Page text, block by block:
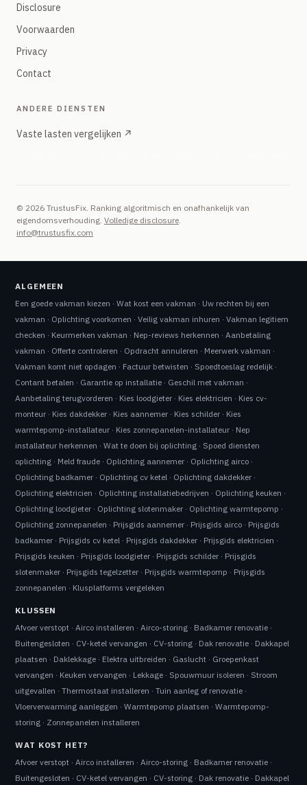
Disclosure
Voorwaarden
Privacy
Contact
ANDERE DIENSTEN
Vaste lasten vergelijken ↗
© 2026 TrustusFix. Ranking algoritmisch en onafhankelijk van
eigendomsverhouding. Volledige disclosure
info@trustusfix.com
ALGEMEEN
Een goede vakman kiezen ·Wat kost een vakman · Uw rechten bij een
vakman · Oplichting voorkomen ·Veilig vakman inhuren ·Vakman legitiem
checken · Keurmerken vakman · Nep-reviews herkennen ·Aanbetaling
vakman · Offerte controleren · Opdracht annuleren · Meerwerk vakman ·
Vakman komt niet opdagen · Factuur betwisten · Spoedtoeslag redelijk ·
Contant betalen · Garantie op installatie · Geschil met vakman ·
Aanbetaling terugvorderen · Kies loodgieter · Kies elektricien · Kies cv-
monteur · Kies dakdekker · Kies aannemer · Kies schilder · Kies
warmtepomp-installateur · Kies zonnepanelen-installateur · Nep
installateur herkennen ·Wat te doen bij oplichting · Spoed diensten
oplichting · Meld fraude · Oplichting aannemer · Oplichting airco ·
Oplichting badkamer · Oplichting cv ketel · Oplichting dakdekker ·
Oplichting elektricien · Oplichting installatiebedrijven · Oplichting keuken ·
Oplichting loodgieter · Oplichting slotenmaker · Oplichting warmtepomp ·
Oplichting zonnepanelen · Prijsgids aannemer · Prijsgids airco · Prijsgids
badkamer · Prijsgids cv ketel · Prijsgids dakdekker · Prijsgids elektricien ·
Prijsgids keuken · Prijsgids loodgieter · Prijsgids schilder · Prijsgids
slotenmaker · Prijsgids tegelzetter · Prijsgids warmtepomp · Prijsgids
zonnepanelen · Klusplatforms vergeleken
KLUSSEN
Afvoer verstopt ·Airco installeren ·Airco-storing · Badkamer renovatie ·
Buitengesloten · CV-ketel vervangen · CV-storing · Dak renovatie · Dakkapel
plaatsen · Daklekkage · Elektra uitbreiden · Gaslucht · Groepenkast
vervangen · Keuken vervangen · Lekkage · Spouwmuur isoleren · Stroom
uitgevallen ·Thermostaat installeren ·Tuin aanleg of renovatie ·
Vloerverwarming aanleggen ·Warmtepomp plaatsen ·Warmtepomp-
storing · Zonnepanelen installeren
WAT KOST HET?
Afvoer verstopt ·Airco installeren ·Airco-storing · Badkamer renovatie ·
Buitengesloten · CV-ketel vervangen · CV-storing · Dak renovatie · Dakkapel